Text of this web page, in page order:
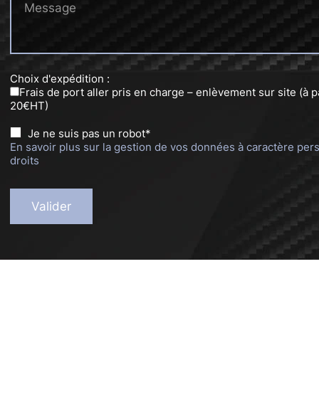
Message
Choix d'expédition :
Frais de port aller pris en charge – enlèvement sur site (à
20€HT)
Je ne suis pas un robot*
En savoir plus sur la gestion de vos données à caractère
droits
Valider